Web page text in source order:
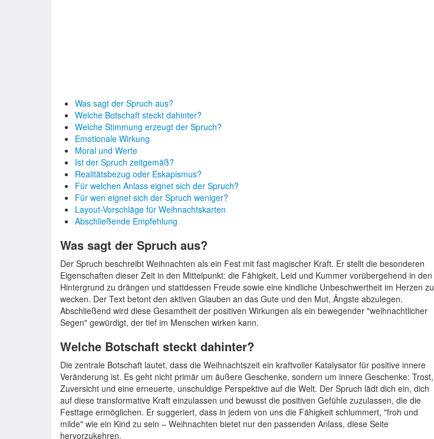
Was sagt der Spruch aus?
Welche Botschaft steckt dahinter?
Welche Stimmung erzeugt der Spruch?
Emotionale Wirkung
Moral und Werte
Ist der Spruch zeitgemäß?
Realitätsbezug oder Eskapismus?
Für welchen Anlass eignet sich der Spruch?
Für wen eignet sich der Spruch weniger?
Layout-Vorschläge für Weihnachtskarten
Abschließende Empfehlung
Was sagt der Spruch aus?
Der Spruch beschreibt Weihnachten als ein Fest mit fast magischer Kraft. Er stellt die besonderen
Eigenschaften dieser Zeit in den Mittelpunkt: die Fähigkeit, Leid und Kummer vorübergehend in den
Hintergrund zu drängen und stattdessen Freude sowie eine kindliche Unbeschwertheit im Herzen zu
wecken. Der Text betont den aktiven Glauben an das Gute und den Mut, Ängste abzulegen.
Abschließend wird diese Gesamtheit der positiven Wirkungen als ein bewegender "weihnachtlicher
Segen" gewürdigt, der tief im Menschen wirken kann.
Welche Botschaft steckt dahinter?
Die zentrale Botschaft lautet, dass die Weihnachtszeit ein kraftvoller Katalysator für positive innere
Veränderung ist. Es geht nicht primär um äußere Geschenke, sondern um innere Geschenke: Trost,
Zuversicht und eine erneuerte, unschuldige Perspektive auf die Welt. Der Spruch lädt dich ein, dich
auf diese transformative Kraft einzulassen und bewusst die positiven Gefühle zuzulassen, die die
Festtage ermöglichen. Er suggeriert, dass in jedem von uns die Fähigkeit schlummert, "froh und
milde" wie ein Kind zu sein – Weihnachten bietet nur den passenden Anlass, diese Seite
hervorzukehren.